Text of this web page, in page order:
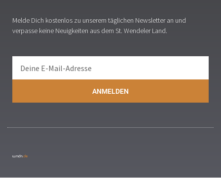
Melde Dich kostenlos zu unserem täglichen Newsletter an und
verpasse keine Neuigkeiten aus dem St. Wendeler Land.
ANMELDEN